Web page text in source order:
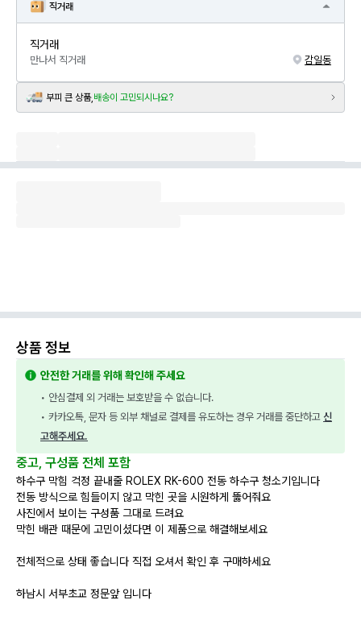
직거래
직거래
만나서 직거래 감일동
부피 큰 상품, 배송이 고민되시나요?
상품 정보
안전한 거래를 위해 확인해 주세요
• 안심결제 외 거래는 보호받을 수 없습니다.
• 카카오톡, 문자 등 외부 채널로 결제를 유도하는 경우 거래를 중단하고 신
고해주세요.
중고, 구성품 전체 포함
하수구 막힘 걱정 끝내줄 ROLEX RK-600 전동 하수구 청소기입니다
전동 방식으로 힘들이지 않고 막힌 곳을 시원하게 뚫어줘요
사진에서 보이는 구성품 그대로 드려요
막힌 배관 때문에 고민이셨다면 이 제품으로 해결해보세요
전체적으로 상태 좋습니다 직접 오셔서 확인 후 구매하세요
하남시 서부초교 정문앞 입니다